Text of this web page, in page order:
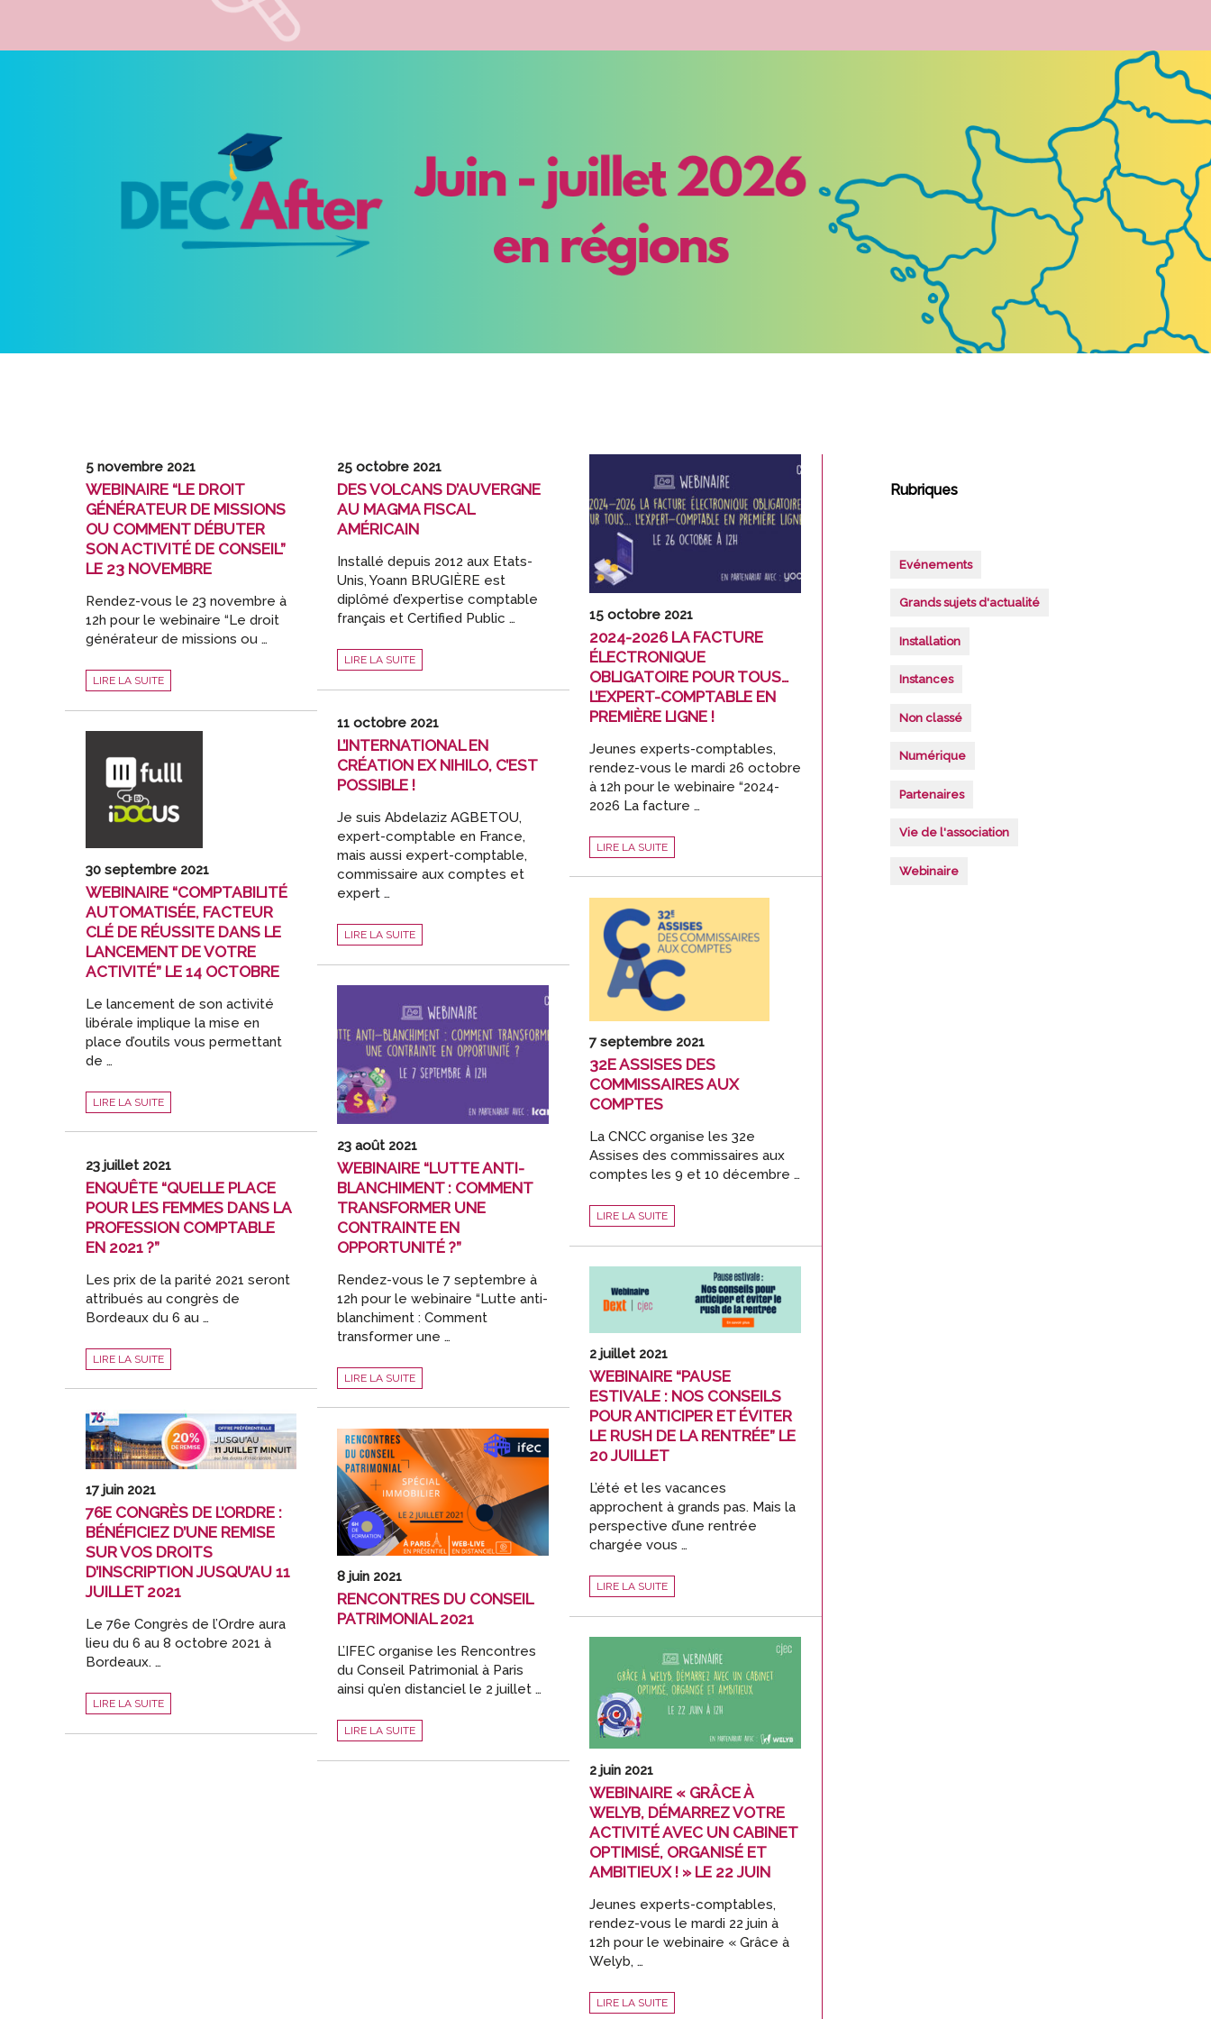
5 novembre 2021
WEBINAIRE “LE DROIT
GÉNÉRATEUR DE MISSIONS
OU COMMENT DÉBUTER
SON ACTIVITÉ DE CONSEIL”
LE 23 NOVEMBRE
Rendez-vous le 23 novembre à
12h pour le webinaire “Le droit
générateur de missions ou …
WEBINAIRE
“LE
GÉNÉRATEUR
MISSIONS
DÉBUTER
ACTIVITÉ
CONSEIL”
LIRE LA SUITE
25 octobre 2021
DES VOLCANS D’AUVERGNE
AU MAGMA FISCAL
AMÉRICAIN
Installé depuis 2012 aux Etats-
Unis, Yoann BRUGIÈRE est
diplômé d’expertise comptable
français et Certified Public …
DES
VOLCANS
AU
AMÉRICAIN
LIRE LA SUITE
15 octobre 2021
2024-2026 LA FACTURE
ÉLECTRONIQUE
OBLIGATOIRE POUR TOUS…
L’EXPERT-COMPTABLE EN
PREMIÈRE LIGNE !
Jeunes experts-comptables,
rendez-vous le mardi 26 octobre
à 12h pour le webinaire “2024-
2026 La facture …
2024-
2026
FACTURE
OBLIGATOIRE
POUR
TOUS…
L’EXPERT-
COMPTABLE
EN
PREMIÈRE
LIGNE
LIRE LA SUITE
11 octobre 2021
L’INTERNATIONAL EN
CRÉATION EX NIHILO, C’EST
POSSIBLE !
Je suis Abdelaziz AGBETOU,
expert-comptable en France,
mais aussi expert-comptable,
commissaire aux comptes et
expert …
L’INTERNATIONAL
EN
EX
C’EST
LIRE LA SUITE
30 septembre 2021
WEBINAIRE “COMPTABILITÉ
AUTOMATISÉE, FACTEUR
CLÉ DE RÉUSSITE DANS LE
LANCEMENT DE VOTRE
ACTIVITÉ” LE 14 OCTOBRE
Le lancement de son activité
libérale implique la mise en
place d’outils vous permettant
de …
WEBINAIRE
“COMPTABILITÉ
FACTEUR
RÉUSSITE
DANS
LE
LANCEMENT
DE
VOTRE
ACTIVITÉ”
LE
14
LIRE LA SUITE
7 septembre 2021
32E ASSISES DES
COMMISSAIRES AUX
COMPTES
La CNCC organise les 32e
Assises des commissaires aux
comptes les 9 et 10 décembre …
32E
ASSISES
COMMISSAIRES
COMPTES
LIRE LA SUITE
23 août 2021
WEBINAIRE “LUTTE ANTI-
BLANCHIMENT : COMMENT
TRANSFORMER UNE
CONTRAINTE EN
OPPORTUNITÉ ?”
Rendez-vous le 7 septembre à
12h pour le webinaire “Lutte anti-
blanchiment : Comment
transformer une …
WEBINAIRE
“LUTTE
BLANCHIMENT
COMMENT
TRANSFORMER
UNE
CONTRAINTE
EN
OPPORTUNITÉ
?”
LIRE LA SUITE
23 juillet 2021
ENQUÊTE “QUELLE PLACE
POUR LES FEMMES DANS LA
PROFESSION COMPTABLE
EN 2021 ?”
Les prix de la parité 2021 seront
attribués au congrès de
Bordeaux du 6 au …
ENQUÊTE
“QUELLE
POUR
DANS
LA
PROFESSION
COMPTABLE
EN
2021
?”
LIRE LA SUITE 2 juillet 2021
WEBINAIRE “PAUSE
ESTIVALE : NOS CONSEILS
POUR ANTICIPER ET ÉVITER
LE RUSH DE LA RENTRÉE” LE
20 JUILLET
L’été et les vacances
approchent à grands pas. Mais la
perspective d’une rentrée
chargée vous …
WEBINAIRE
“PAUSE
:
CONSEILS
ÉVITER
RUSH
DE
LA
RENTRÉE”
JUILLET
LIRE LA SUITE
17 juin 2021
76E CONGRÈS DE L’ORDRE :
BÉNÉFICIEZ D’UNE REMISE
SUR VOS DROITS
D’INSCRIPTION JUSQU’AU 11
JUILLET 2021
Le 76e Congrès de l’Ordre aura
lieu du 6 au 8 octobre 2021 à
Bordeaux. …
76E
CONGRÈS
L’ORDRE
LIRE LA SUITE
8 juin 2021
RENCONTRES DU CONSEIL
PATRIMONIAL 2021
L’IFEC organise les Rencontres
du Conseil Patrimonial à Paris
ainsi qu’en distanciel le 2 juillet …
RENCONTRES
DU
PATRIMONIAL
LIRE LA SUITE
2 juin 2021
WEBINAIRE « GRÂCE À
WELYB, DÉMARREZ VOTRE
ACTIVITÉ AVEC UN CABINET
OPTIMISÉ, ORGANISÉ ET
AMBITIEUX ! » LE 22 JUIN
Jeunes experts-comptables,
rendez-vous le mardi 22 juin à
12h pour le webinaire « Grâce à
Welyb, …
WEBINAIRE
«
LIRE LA SUITE
Rubriques
Evénements
Grands sujets d'actualité
Installation
Instances
Non classé
Numérique
Partenaires
Vie de l'association
Webinaire